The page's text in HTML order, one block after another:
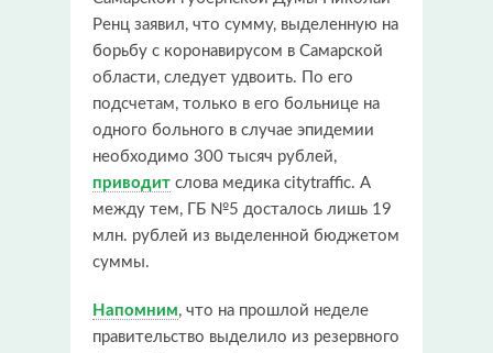
Ренц заявил, что сумму, выделенную на
борьбу с коронавирусом в Самарской
области, следует удвоить. По его
подсчетам, только в его больнице на
одного больного в случае эпидемии
необходимо 300 тысяч рублей,
приводит слова медика citytraffic. А
между тем, ГБ №5 досталось лишь 19
млн. рублей из выделенной бюджетом
суммы.
Напомним, что на прошлой неделе
правительство выделило из резервного